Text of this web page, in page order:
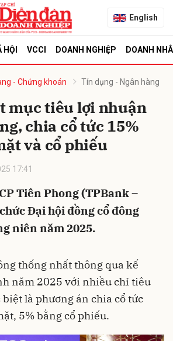
English
VCCI DOANH NGHIỆP DOANH
- Chứng khoán Tín dụng - Ngân hàng
mục tiêu lợi nhuận
chia cổ tức 15%
và cổ phiếu
17:41
Tiên Phong (TPBank –
Đại hội đồng cổ đông
niên năm 2025.
thống nhất thông qua kế
năm 2025 với nhiều chỉ tiêu
là phương án chia cổ tức
5% bằng cổ phiếu.
Hủy